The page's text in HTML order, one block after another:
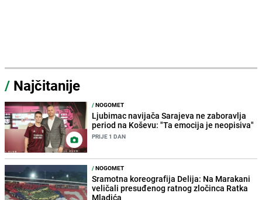
/ Najčitanije
/NOGOMET
Ljubimac navijača Sarajeva ne zaboravlja
period na Koševu: "Ta emocija je neopisiva"
PRIJE 1 DAN
/NOGOMET
Sramotna koreografija Delija: Na Marakani
veličali presuđenog ratnog zločinca Ratka
Mladića